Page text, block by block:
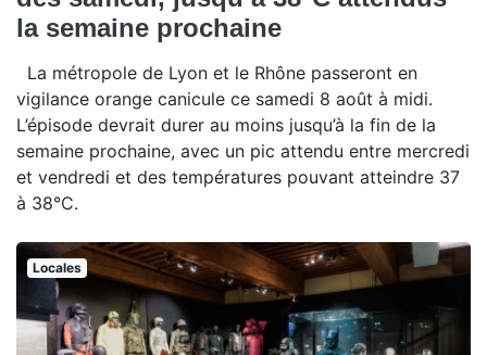
la semaine prochaine
La métropole de Lyon et le Rhône passeront en
vigilance orange canicule ce samedi 8 août à midi.
L’épisode devrait durer au moins jusqu’à la fin de la
semaine prochaine, avec un pic attendu entre mercredi
et vendredi et des températures pouvant atteindre 37
à 38°C.
Locales